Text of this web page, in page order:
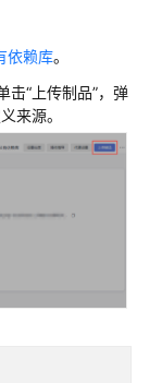
依赖库。
击“上传制品”，弹
来源。